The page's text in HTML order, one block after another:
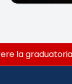
la